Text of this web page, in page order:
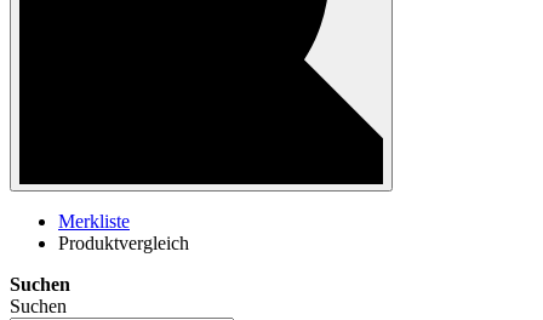
Merkliste
Produktvergleich
Suchen
Suchen